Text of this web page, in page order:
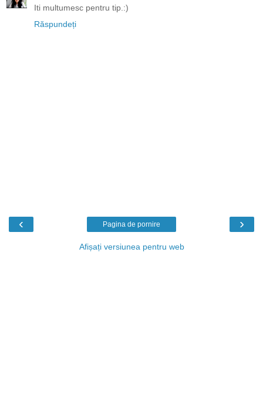
Iti multumesc pentru tip.:)
Răspundeți
‹ ›
Pagina de pornire
Afișați versiunea pentru web